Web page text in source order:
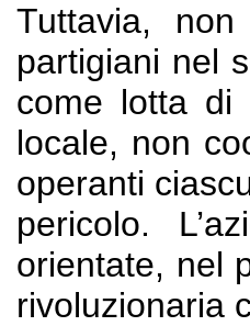
Tuttavia,
partigiani nel
come lotta di
locale, non
operanti
pericolo.
orientate, nel
rivoluzionaria